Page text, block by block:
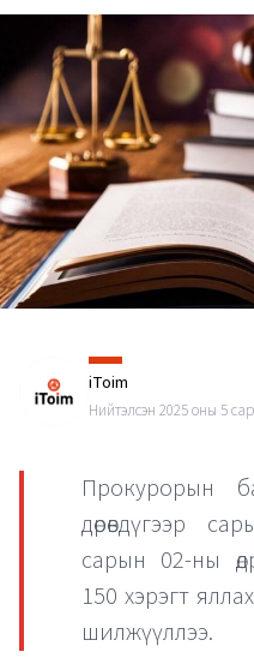
iToim
Нийтэлсэн 2025 оны 5
Прокурорын
дөрөвдүгээр
сарын 02-ны
150 хэрэгт
шилжүүллээ.